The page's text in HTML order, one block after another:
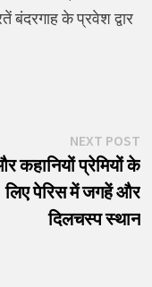
बंदरगाह के प्रवेश द्वार
NEXT POST
कहानियों प्रेमियों के
लिए पेरिस में जगहें और
दिलचस्प स्थान